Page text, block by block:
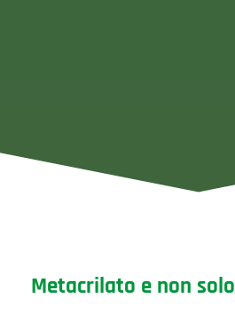
Metacrilato e non solo